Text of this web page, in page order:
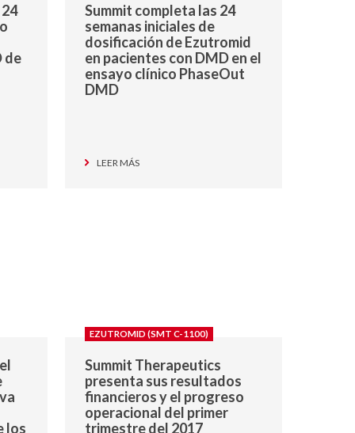
de
Summit completa las 24
semanas iniciales de
dosificación de Ezutromid
en pacientes con DMD en el
ensayo clínico PhaseOut
DMD
LEER MÁS
los
EZUTROMID (SMT C-1100)
Summit Therapeutics
presenta sus resultados
financieros y el progreso
operacional del primer
trimestre del 2017